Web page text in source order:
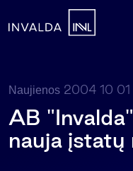
Naujienos 2004 10 01
AB
nauja įstatų